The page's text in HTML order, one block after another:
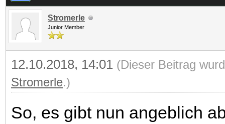
Stromerle
Junior Member
12.10.2018, 14:01 (Dieser Beitrag
Stromerle.)
So, es gibt nun angeblich